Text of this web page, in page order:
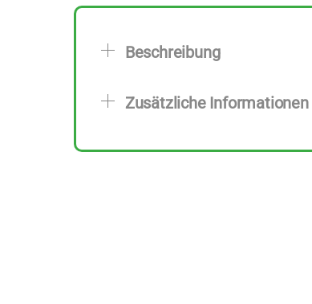
Beschreibung
Zusätzliche Informationen